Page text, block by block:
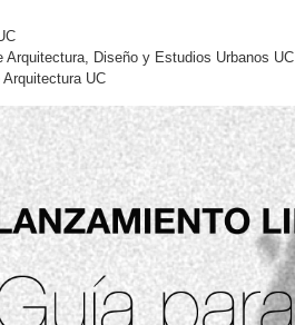
Arquitectura, Diseño y Estudios Urbanos UC
Arquitectura UC